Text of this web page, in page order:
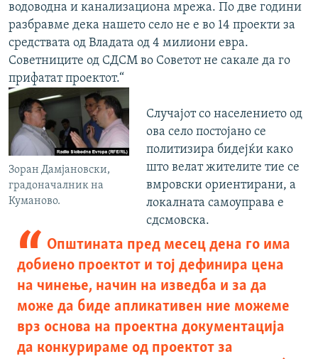
водоводна и канализациона мрежа. По две години
разбравме дека нашето село не е во 14 проекти за
средствата од Владата од 4 милиони евра.
Советниците од СДСМ во Советот не сакале да го
прифатат проектот.“
Зоран Дамјановски,
градоначалник на
Куманово.
Случајот со населението од
ова село постојано се
политизира бидејќи како
што велат жителите тие се
вмровски ориентирани, а
локалната самоуправа е
сдсмовска.
Општината пред месец дена го има
добиено проектот и тој дефинира цена
на чинење, начин на изведба и за да
може да биде апликативен ние можеме
врз основа на проектна документација
да конкурираме од проектот за